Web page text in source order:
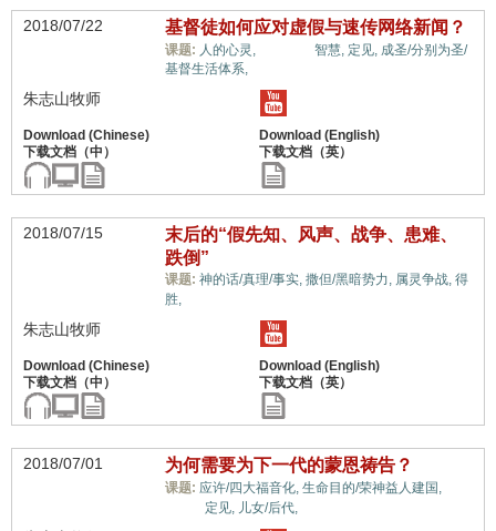
2018/07/22 基督徒如何应对虚假与速传网络新闻？
课题: 人的心灵, 智慧, 定见, 成圣/分别为圣/
基督生活体系,
朱志山牧师
2018/07/15
末后的“假先知、风声、战争、患难、
跌倒”
课题: 神的话/真理/事实, 撒但/黑暗势力, 属灵争战, 得
胜,
朱志山牧师
2018/07/01 为何需要为下一代的蒙恩祷告？
课题: 应许/四大福音化, 生命目的/荣神益人建国,
定见, 儿女/后代,